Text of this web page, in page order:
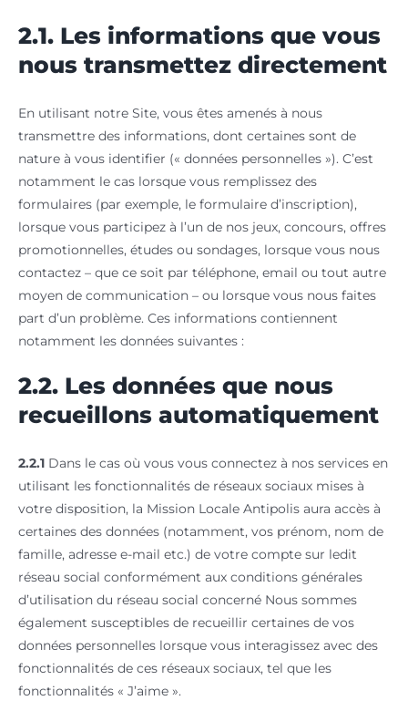
2.1. Les informations que vous
nous transmettez directement
En utilisant notre Site, vous êtes amenés à nous
transmettre des informations, dont certaines sont de
nature à vous identifier (« données personnelles »). C’est
notamment le cas lorsque vous remplissez des
formulaires (par exemple, le formulaire d’inscription),
lorsque vous participez à l’un de nos jeux, concours, offres
promotionnelles, études ou sondages, lorsque vous nous
contactez – que ce soit par téléphone, email ou tout autre
moyen de communication – ou lorsque vous nous faites
part d’un problème. Ces informations contiennent
notamment les données suivantes :
2.2. Les données que nous
recueillons automatiquement
2.2.1 Dans le cas où vous vous connectez à nos services en
utilisant les fonctionnalités de réseaux sociaux mises à
votre disposition, la Mission Locale Antipolis aura accès à
certaines des données (notamment, vos prénom, nom de
famille, adresse e-mail etc.) de votre compte sur ledit
réseau social conformément aux conditions générales
d’utilisation du réseau social concerné Nous sommes
également susceptibles de recueillir certaines de vos
données personnelles lorsque vous interagissez avec des
fonctionnalités de ces réseaux sociaux, tel que les
fonctionnalités « J’aime ».